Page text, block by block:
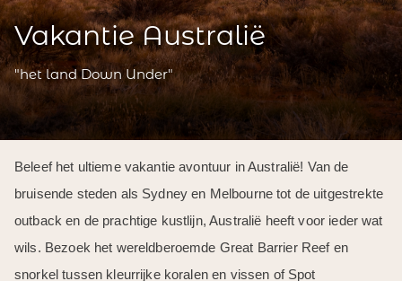
Vakantie Australië
"het land Down Under"
Beleef het ultieme vakantie avontuur in Australië! Van de
bruisende steden als Sydney en Melbourne tot de uitgestrekte
outback en de prachtige kustlijn, Australië heeft voor ieder wat
wils. Bezoek het wereldberoemde Great Barrier Reef en
snorkel tussen kleurrijke koralen en vissen of Spot